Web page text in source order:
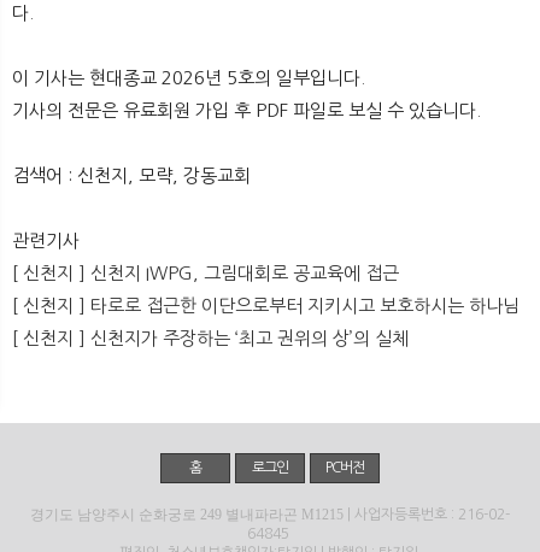
다.
이 기사는 현대종교 2026년 5호의 일부입니다.
기사의 전문은 유료회원 가입 후 PDF 파일로 보실 수 있습니다.
검색어 : 신천지, 모략, 강동교회
관련기사
[ 신천지 ] 신천지 IWPG, 그림대회로 공교육에 접근
[ 신천지 ] 타로로 접근한 이단으로부터 지키시고 보호하시는 하나님
[ 신천지 ] 신천지가 주장하는 ‘최고 권위의 상’의 실체
홈 로그인 PC버전
경기도 남양주시 순화궁로 249 별내파라곤 M1215 | 사업자등록번호 : 216-02-
64845